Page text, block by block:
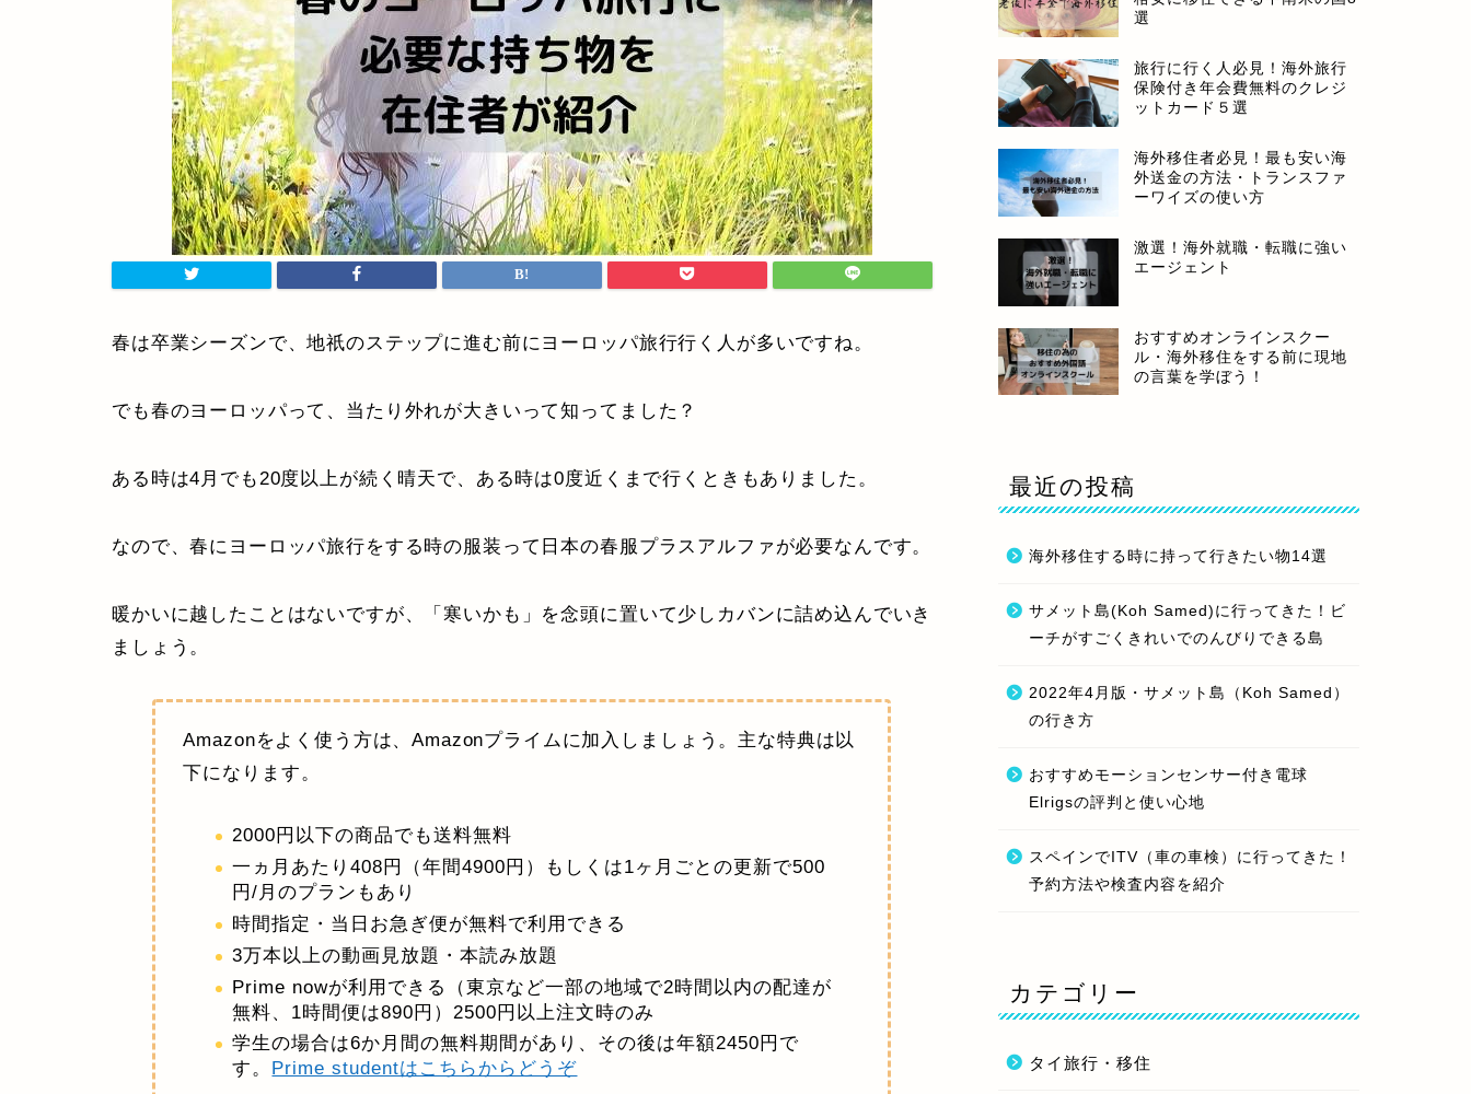
春は卒業シーズンで、地祇のステップに進む前にヨーロッパ旅行行く人が多いですね。
でも春のヨーロッパって、当たり外れが大きいって知ってました？
ある時は4月でも20度以上が続く晴天で、ある時は0度近くまで行くときもありました。
なので、春にヨーロッパ旅行をする時の服装って日本の春服プラスアルファが必要なんです。
暖かいに越したことはないですが、「寒いかも」を念頭に置いて少しカバンに詰め込んでいき
ましょう。
Amazonをよく使う方は、Amazonプライムに加入しましょう。主な特典は以
下になります。
2000円以下の商品でも送料無料
一ヵ月あたり408円（年間4900円）もしくは1ヶ月ごとの更新で500
円/月のプランもあり
時間指定・当日お急ぎ便が無料で利用できる
3万本以上の動画見放題・本読み放題
Prime nowが利用できる（東京など一部の地域で2時間以内の配達が
無料、1時間便は890円）2500円以上注文時のみ
学生の場合は6か月間の無料期間があり、その後は年額2450円で
す。
Prime studentはこちらからどうぞ
選
旅行に行く人必見！海外旅行
保険付き年会費無料のクレジ
ットカード５選
海外移住者必見！最も安い海
外送金の方法・トランスファ
ーワイズの使い方
激選！海外就職・転職に強い
エージェント
おすすめオンラインスクー
ル・海外移住をする前に現地
の言葉を学ぼう！
最近の投稿
海外移住する時に持って行きたい物14選
サメット島(Koh Samed)に行ってきた！ビ
ーチがすごくきれいでのんびりできる島
2022年4月版・サメット島（Koh Samed）
の行き方
おすすめモーションセンサー付き電球
Elrigsの評判と使い心地
スペインでITV（車の車検）に行ってきた！
予約方法や検査内容を紹介
カテゴリー
タイ旅行・移住